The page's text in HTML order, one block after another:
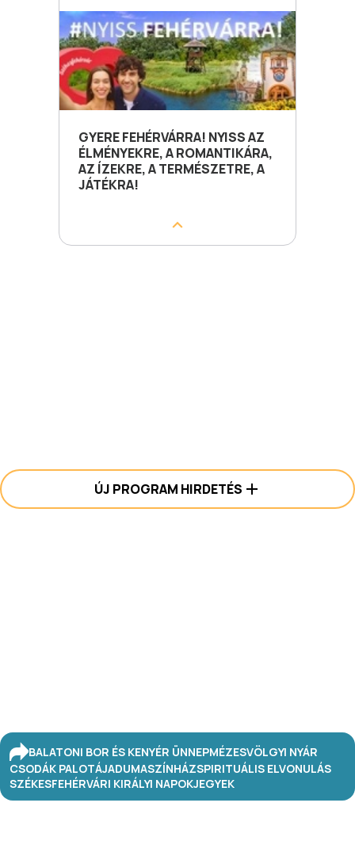
GYERE FEHÉRVÁRRA! NYISS AZ
ÉLMÉNYEKRE, A ROMANTIKÁRA,
AZ ÍZEKRE, A TERMÉSZETRE, A
JÁTÉKRA!
ÚJ PROGRAM HIRDETÉS
BALATONI BOR ÉS KENYÉR ÜNNEPMÉZESVÖLGYI NYÁR
CSODÁK PALOTÁJADUMASZÍNHÁZSPIRITUÁLIS ELVONULÁS
SZÉKESFEHÉRVÁRI KIRÁLYI NAPOKJEGYEK